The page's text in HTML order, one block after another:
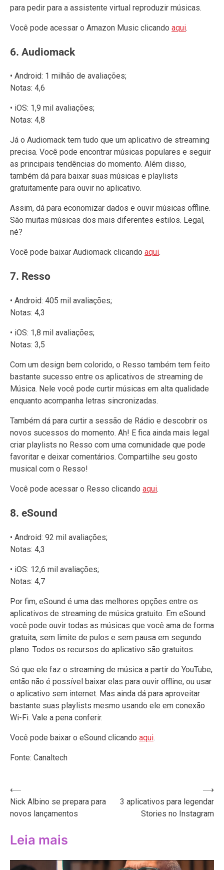
para pedir para a assistente virtual reproduzir músicas.
Você pode acessar o Amazon Music clicando aqui.
6. Audiomack
• Android: 1 milhão de avaliações;
Notas: 4,6
• iOS: 1,9 mil avaliações;
Notas: 4,8
Já o Audiomack tem tudo que um aplicativo de streaming
precisa. Você pode encontrar músicas populares e seguir
as principais tendências do momento. Além disso,
também dá para baixar suas músicas e playlists
gratuitamente para ouvir no aplicativo.
Assim, dá para economizar dados e ouvir músicas offline.
São muitas músicas dos mais diferentes estilos. Legal,
né?
Você pode baixar Audiomack clicando aqui.
7. Resso
• Android: 405 mil avaliações;
Notas: 4,3
• iOS: 1,8 mil avaliações;
Notas: 3,5
Com um design bem colorido, o Resso também tem feito
bastante sucesso entre os aplicativos de streaming de
Música. Nele você pode curtir músicas em alta qualidade
enquanto acompanha letras sincronizadas.
Também dá para curtir a sessão de Rádio e descobrir os
novos sucessos do momento. Ah! E fica ainda mais legal
criar playlists no Resso com uma comunidade que pode
favoritar e deixar comentários. Compartilhe seu gosto
musical com o Resso!
Você pode acessar o Resso clicando aqui.
8. eSound
• Android: 92 mil avaliações;
Notas: 4,3
• iOS: 12,6 mil avaliações;
Notas: 4,7
Por fim, eSound é uma das melhores opções entre os
aplicativos de streaming de música gratuito. Em eSound
você pode ouvir todas as músicas que você ama de forma
gratuita, sem limite de pulos e sem pausa em segundo
plano. Todos os recursos do aplicativo são gratuitos.
Só que ele faz o streaming de música a partir do YouTube,
então não é possível baixar elas para ouvir offline, ou usar
o aplicativo sem internet. Mas ainda dá para aproveitar
bastante suas playlists mesmo usando ele em conexão
Wi-Fi. Vale a pena conferir.
Você pode baixar o eSound clicando aqui.
Fonte: Canaltech
Navegação
de
⟵
Nick Albino se prepara para
novos lançamentos
3 aplicativos para legendar
Stories no Instagram
⟶
Leia mais